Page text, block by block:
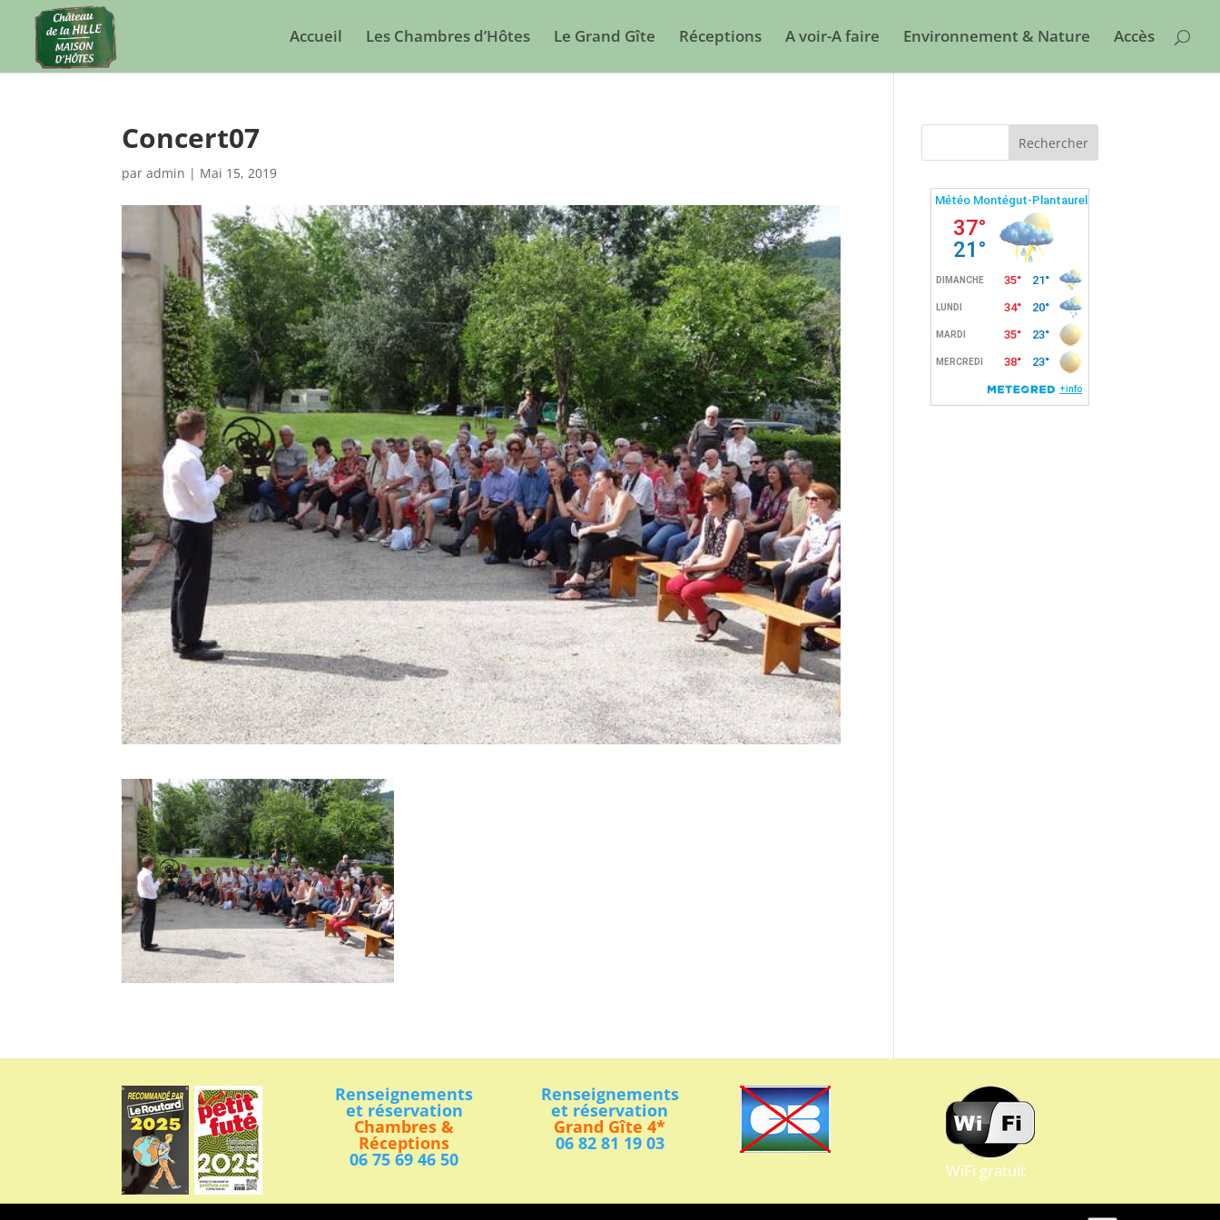
Accueil Les Chambres d’Hôtes Le Grand Gîte Réceptions A voir-A faire Environnement & Nature Accès
Concert07
paradmin | Mai 15, 2019
Renseignements
et réservation
Chambres &
Réceptions
06 75 69 46 50
Renseignements
et réservation
Grand Gîte 4*
06 82 81 19 03
WiFi gratuit